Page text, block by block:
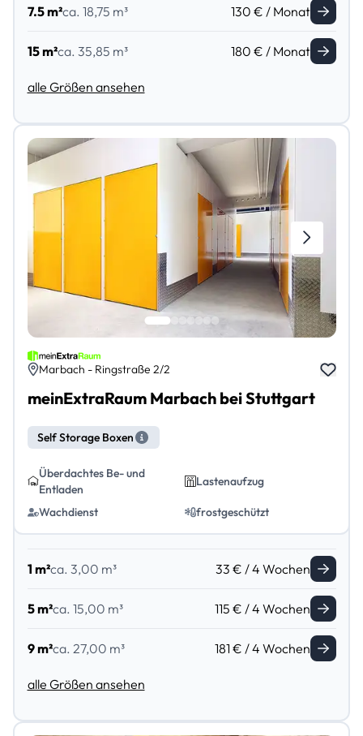
7.5 m²ca. 18,75 m³ 130 € / Monat
15 m²ca. 35,85 m³ 180 € / Monat
alle Größen ansehen
Marbach - Ringstraße 2/2
meinExtraRaum Marbach bei Stuttgart
Self Storage Boxen
Überdachtes Be- und
Entladen
Lastenaufzug
Wachdienst frostgeschützt
1 m²ca. 3,00 m³ 33 € / 4 Wochen
5 m²ca. 15,00 m³ 115 € / 4 Wochen
9 m²ca. 27,00 m³ 181 € / 4 Wochen
alle Größen ansehen